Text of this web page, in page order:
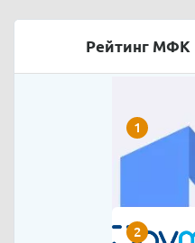
Рейтинг МФК
1
2